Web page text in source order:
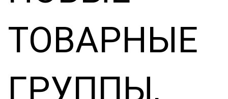
ТОВАРНЫЕ
ГРУППЫ,